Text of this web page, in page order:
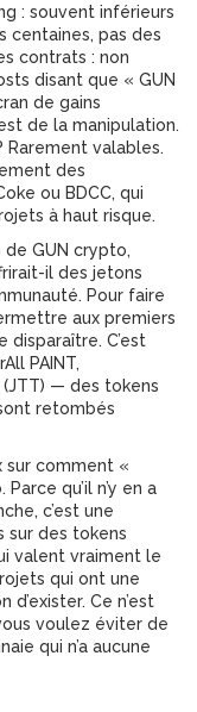
: souvent inférieurs
centaines, pas des
contrats : non
disant que « GUN
de gains
de la manipulation.
Rarement valables.
des
ou BDCC, qui
à haut risque.
de GUN crypto,
il des jetons
Pour faire
aux premiers
disparaître. C’est
PAINT,
(JTT) — des tokens
retombés
sur comment «
qu’il n’y en a
c’est une
sur des tokens
valent vraiment le
qui ont une
Ce n’est
voulez éviter de
qui n’a aucune